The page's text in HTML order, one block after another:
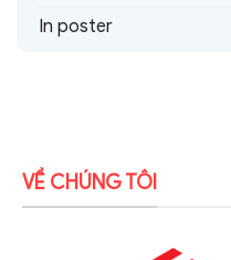
In poster
VỀ CHÚNG TÔI